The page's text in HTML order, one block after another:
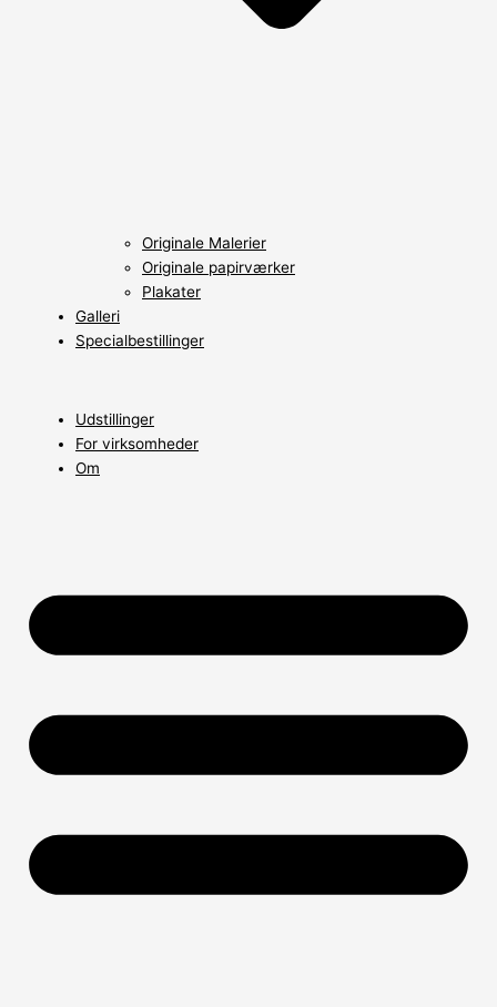
Originale Malerier
Originale papirværker
Plakater
Galleri
Specialbestillinger
Udstillinger
For virksomheder
Om